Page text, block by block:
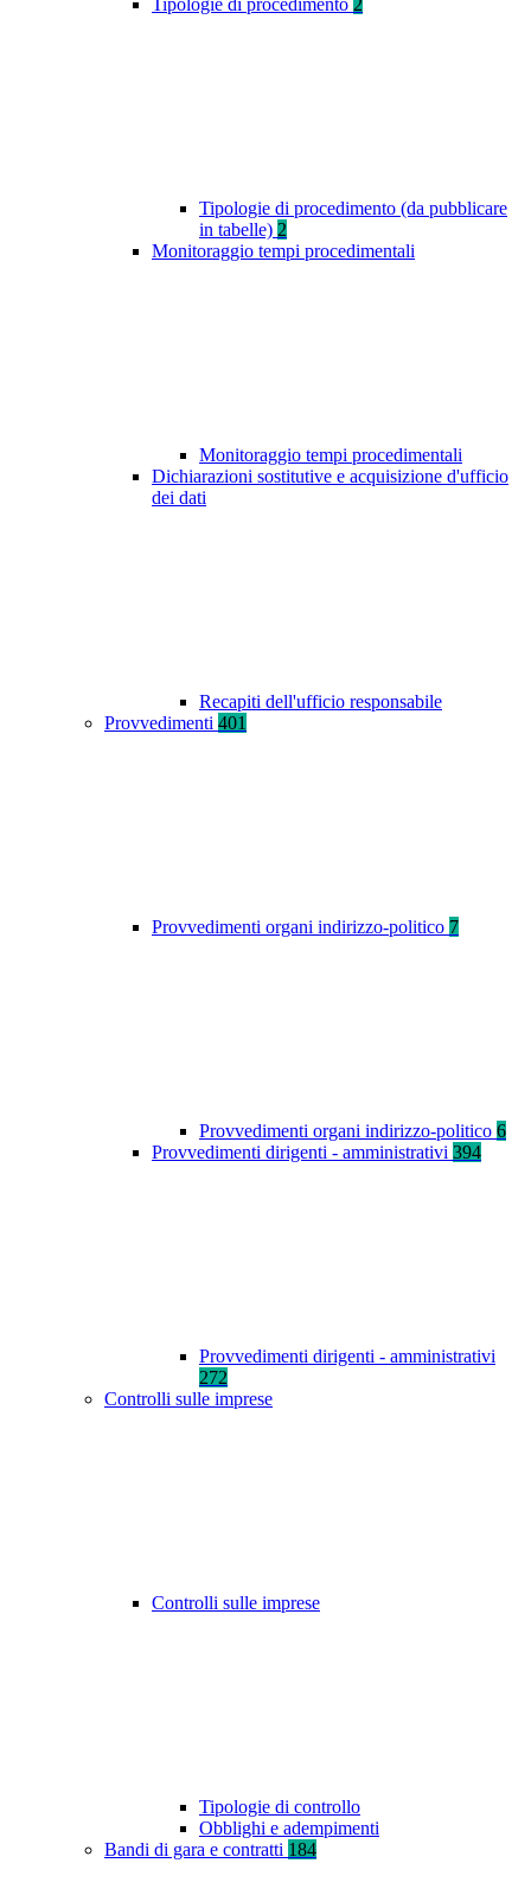
Tipologie di procedimento 2
Tipologie di procedimento (da pubblicare
in tabelle) 2
Monitoraggio tempi procedimentali
Monitoraggio tempi procedimentali
Dichiarazioni sostitutive e acquisizione d'ufficio
dei dati
Recapiti dell'ufficio responsabile
Provvedimenti 401
Provvedimenti organi indirizzo-politico 7
Provvedimenti organi indirizzo-politico 6
Provvedimenti dirigenti - amministrativi 394
Provvedimenti dirigenti - amministrativi
272
Controlli sulle imprese
Controlli sulle imprese
Tipologie di controllo
Obblighi e adempimenti
Bandi di gara e contratti 184